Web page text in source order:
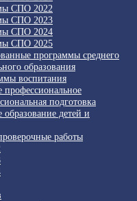
СПО 2022
СПО 2023
СПО 2024
СПО 2025
программы среднего
образования
воспитания
профессиональное
подготовка
детей и
работы